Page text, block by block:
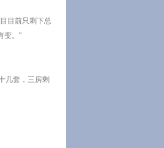
目前只剩下总
变。"
几套，三房剩